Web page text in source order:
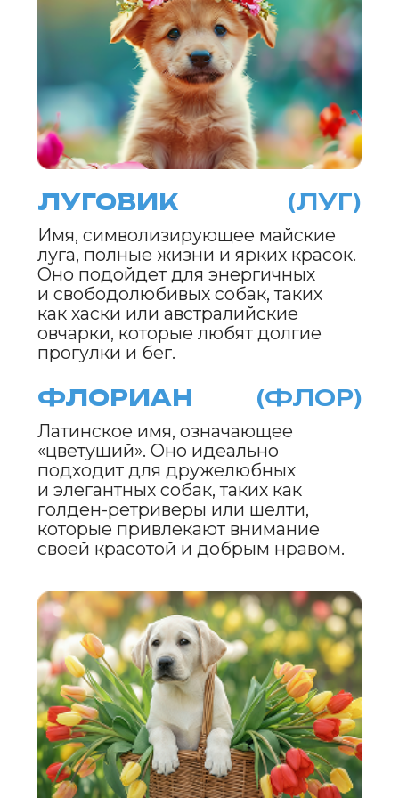
ERID: 2VtzqwqYoDE
ПОДРОБНЕЕ
ЦВЕТОСЛАВ (ЦВЕТ)
Символизирует цветущий май
и пробуждение природы. Это имя
будет идеально для умных
и уравновешенных собак, таких
которые всегда находятся в поиске
новых возможностей и решений.
АРОМИР (МИР)
Вдохновлено весенними
ароматами цветов и трав. Это имя
подойдет для сильных и ласковых
собак, таких как сенбернары или мастифы,
которые дарят своему владельцу защиту и
любовь.
СОБАКИ
Каждое из этих имен несет в себе
дух мая — его свежесть, яркость,
тепло и жизнерадостность. Выбирая
имя для своей собаки, вы дарите
ей не просто звук, а целую
атмосферу, наполненную весной
и гармонией.